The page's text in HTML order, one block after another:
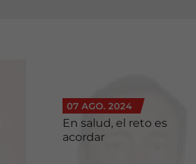
07 AGO. 2024
En salud, el reto es
acordar